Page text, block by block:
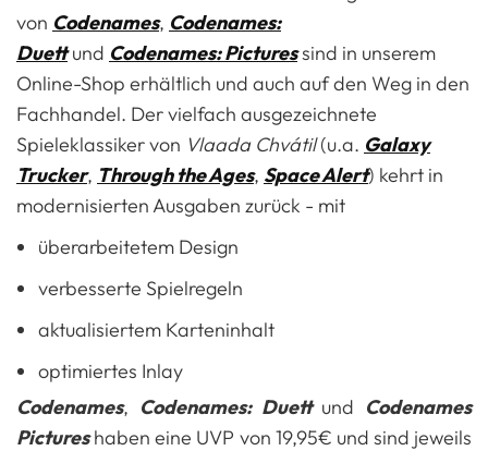
von Codenames, Codenames:
Duettund Codenames: Picturessind in unserem
Online-Shop erhältlich und auch auf den Weg in den
Fachhandel. Der vielfach ausgezeichnete
Spieleklassiker von Vlaada Chvátil(u.a. Galaxy
Trucker, Through the Ages, Space Alert) kehrt in
modernisierten Ausgaben zurück - mit
überarbeitetem Design
verbesserte Spielregeln
aktualisiertem Karteninhalt
optimiertes Inlay
Codenames, Codenames: Duett und Codenames
Pictureshaben eine UVP von 19,95€ und sind jeweils